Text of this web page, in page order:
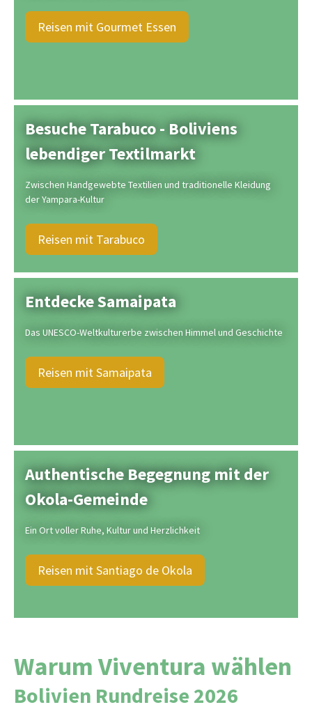
Reisen mit Gourmet Essen
Besuche Tarabuco - Boliviens
lebendiger Textilmarkt
Zwischen Handgewebte Textilien und traditionelle Kleidung
der Yampara-Kultur
Reisen mit Tarabuco
Entdecke Samaipata
Das UNESCO-Weltkulturerbe zwischen Himmel und Geschichte
Reisen mit Samaipata
Authentische Begegnung mit der
Okola-Gemeinde
Ein Ort voller Ruhe, Kultur und Herzlichkeit
Reisen mit Santiago de Okola
Warum Viventura wählen
Bolivien Rundreise 2026